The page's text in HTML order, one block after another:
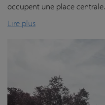
occupent une place centrale.
Lire plus